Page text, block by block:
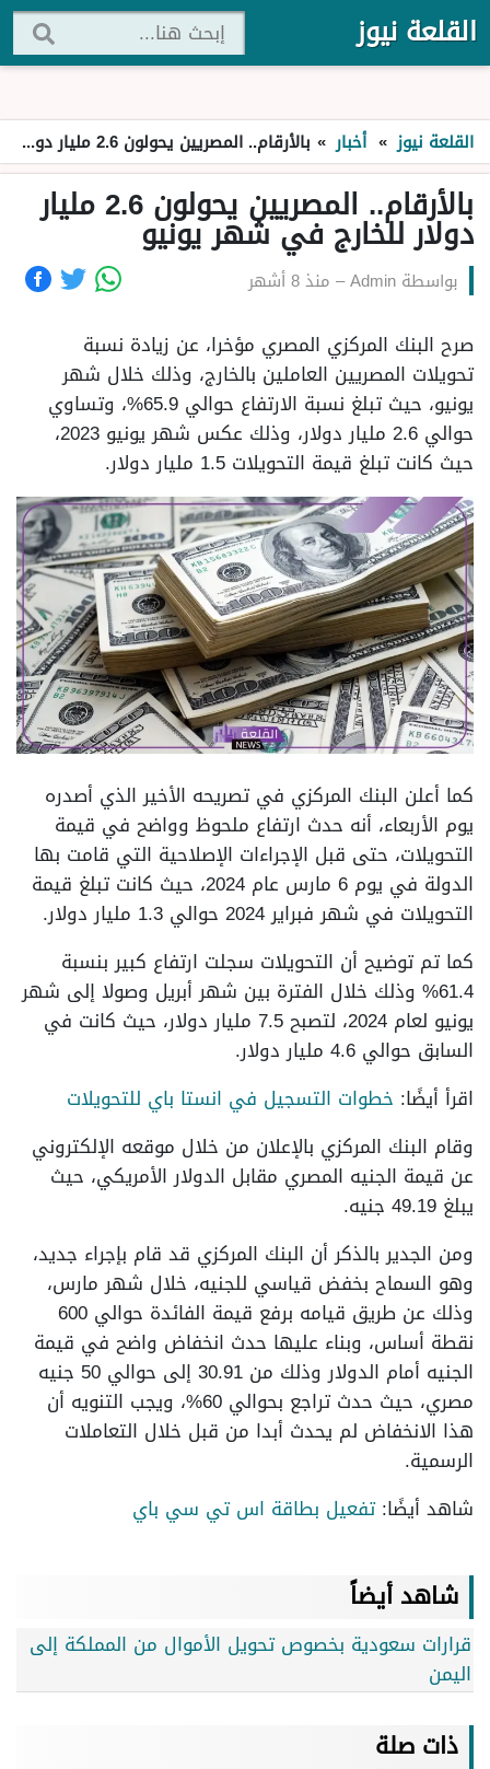
القلعة نيوز
القلعة نيوز » أخبار » بالأرقام.. المصريين يحولون 2.6 مليار دولار للخارج في شهر يونيو
بالأرقام.. المصريين يحولون 2.6 مليار
دولار للخارج في شهر يونيو
بواسطة Admin
– منذ 8 أشهر
صرح البنك المركزي المصري مؤخرا، عن زيادة نسبة
تحويلات المصريين العاملين بالخارج، وذلك خلال شهر
يونيو، حيث تبلغ نسبة الارتفاع حوالي 65.9%، وتساوي
حوالي 2.6 مليار دولار، وذلك عكس شهر يونيو 2023،
حيث كانت تبلغ قيمة التحويلات 1.5 مليار دولار.
كما أعلن البنك المركزي في تصريحه الأخير الذي أصدره
يوم الأربعاء، أنه حدث ارتفاع ملحوظ وواضح في قيمة
التحويلات، حتى قبل الإجراءات الإصلاحية التي قامت بها
الدولة في يوم 6 مارس عام 2024، حيث كانت تبلغ قيمة
التحويلات في شهر فبراير 2024 حوالي 1.3 مليار دولار.
كما تم توضيح أن التحويلات سجلت ارتفاع كبير بنسبة
61.4% وذلك خلال الفترة بين شهر أبريل وصولا إلى شهر
يونيو لعام 2024، لتصبح 7.5 مليار دولار، حيث كانت في
السابق حوالي 4.6 مليار دولار.
اقرأ أيضًا: خطوات التسجيل في انستا باي للتحويلات
وقام البنك المركزي بالإعلان من خلال موقعه الإلكتروني
عن قيمة الجنيه المصري مقابل الدولار الأمريكي، حيث
يبلغ 49.19 جنيه.
ومن الجدير بالذكر أن البنك المركزي قد قام بإجراء جديد،
وهو السماح بخفض قياسي للجنيه، خلال شهر مارس،
وذلك عن طريق قيامه برفع قيمة الفائدة حوالي 600
نقطة أساس، وبناء عليها حدث انخفاض واضح في قيمة
الجنيه أمام الدولار وذلك من 30.91 إلى حوالي 50 جنيه
مصري، حيث حدث تراجع بحوالي 60%، ويجب التنويه أن
هذا الانخفاض لم يحدث أبدا من قبل خلال التعاملات
الرسمية.
شاهد أيضًا:تفعيل بطاقة اس تي سي باي
شاهد أيضاً
قرارات سعودية بخصوص تحويل الأموال من المملكة إلى
اليمن
ذات صلة